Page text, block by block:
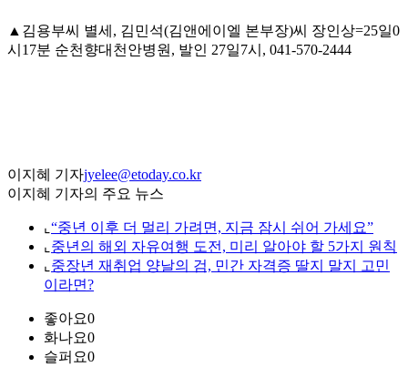
▲김용부씨 별세, 김민석(김앤에이엘 본부장)씨 장인상=25일0
시17분 순천향대천안병원, 발인 27일7시, 041-570-2444
이지혜 기자jyelee@etoday.co.kr
이지혜 기자의 주요 뉴스
⌞ “중년 이후 더 멀리 가려면, 지금 잠시 쉬어 가세요”
⌞ 중년의 해외 자유여행 도전, 미리 알아야 할 5가지 원칙
⌞ 중장년 재취업 양날의 검, 민간 자격증 딸지 말지 고민
이라면?
좋아요0
화나요0
슬퍼요0